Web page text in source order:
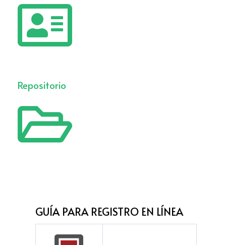
Repositorio
GUÍA PARA REGISTRO EN LÍNEA